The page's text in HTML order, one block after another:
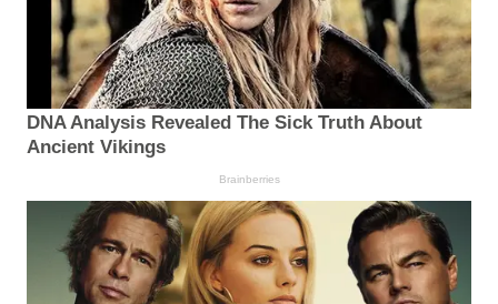
DNA Analysis Revealed The Sick Truth About
Ancient Vikings
Brainberries